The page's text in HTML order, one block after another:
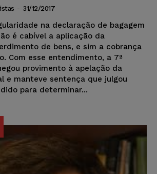
- 31/12/2017
na declaração de bagagem
é cabível a aplicação da
de bens, e sim a cobrança
Com esse entendimento, a 7ª
provimento à apelação da
e manteve sentença que julgou
para determinar...